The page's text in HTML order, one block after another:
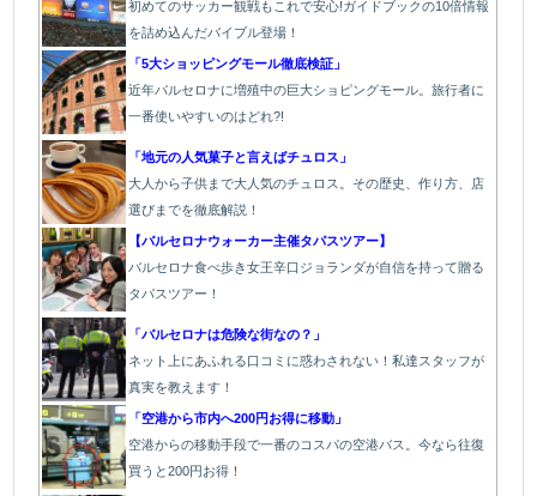
初めてのサッカー観戦もこれで安心!ガイドブックの10倍情報
を詰め込んだバイブル登場！
「5大ショッピングモール徹底検証」
近年バルセロナに増殖中の巨大ショピングモール。旅行者に
一番使いやすいのはどれ?!
「地元の人気菓子と言えばチュロス」
大人から子供まで大人気のチュロス。その歴史、作り方、店
選びまでを徹底解説！
【バルセロナウォーカー主催タパスツアー】
バルセロナ食べ歩き女王辛口ジョランダが自信を持って贈る
タパスツアー！
「バルセロナは危険な街なの？」
ネット上にあふれる口コミに惑わされない！私達スタッフが
真実を教えます！
「空港から市内へ200円お得に移動」
空港からの移動手段で一番のコスパの空港バス。今なら往復
買うと200円お得！